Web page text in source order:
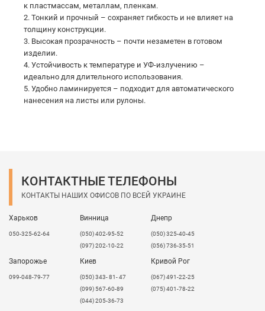
к пластмассам, металлам, пленкам.
2. Тонкий и прочный – сохраняет гибкость и не влияет на
толщину конструкции.
3. Высокая прозрачность – почти незаметен в готовом
изделии.
4. Устойчивость к температуре и УФ-излучению –
идеально для длительного использования.
5. Удобно ламинируется – подходит для автоматического
нанесения на листы или рулоны.
КОНТАКТНЫЕ ТЕЛЕФОНЫ
КОНТАКТЫ НАШИХ ОФИСОВ ПО ВСЕЙ УКРАИНЕ
Харьков
050-325-62-64
Винница
(050) 402-95-52
(097) 202-10-22
Днепр
(050) 325-40-45
(056) 736-35-51
Запорожье
099-048-79-77
Киев
(050) 343- 81- 47
(099) 567-60-89
(044) 205-36-73
Кривой Рог
(067) 491-22-25
(075) 401-78-22